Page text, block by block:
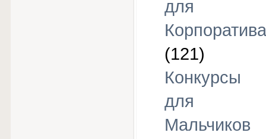
для
Корпоратива
(121)
Конкурсы
для
Мальчиков